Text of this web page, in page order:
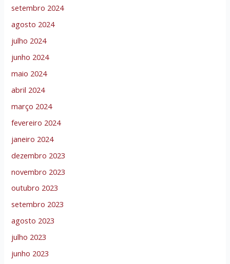
setembro 2024
agosto 2024
julho 2024
junho 2024
maio 2024
abril 2024
março 2024
fevereiro 2024
janeiro 2024
dezembro 2023
novembro 2023
outubro 2023
setembro 2023
agosto 2023
julho 2023
junho 2023